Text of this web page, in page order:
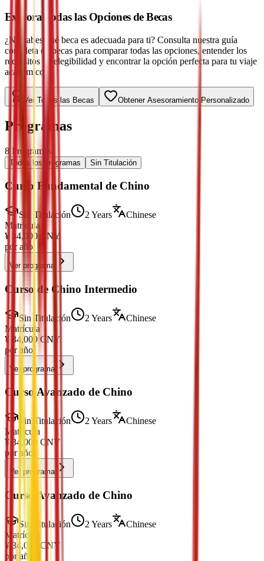
Explora Todas las Opciones de Becas
¿No sabes qué beca es adecuada para ti? Consulta nuestra guía
completa de becas para comparar todas las opciones, entender los
requisitos de elegibilidad y encontrar la opción perfecta para tu viaje
académico.
Ver Todas las Becas Obtener Asesoramiento Personalizado
Programas
8 Programas
Todos los programas Sin Titulación
Curso Fundamental de Chino
Sin Titulación 2 Years
Chinese
Matrícula
¥
34,000 CNY
por año
Ver programa
Curso de Chino Intermedio
Sin Titulación 2 Years
Chinese
Matrícula
¥ 34,000 CNY
por año
Ver programa
Curso Avanzado de Chino
Sin Titulación 2 Years
Chinese
Matrícula
¥ 34,000 CNY
por año
Ver programa
Curso Avanzado de Chino
Sin Titulación 2 Years
Chinese
Matrícula
¥ 34,000
CNY
por año